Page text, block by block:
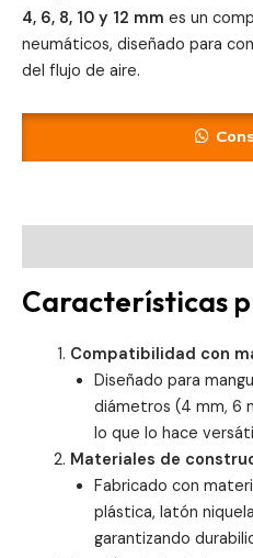
4, 6, 8, 10 y 12 mm es un
neumáticos, diseñado para
del flujo de aire.
Características
Compatibilidad con
Diseñado para
diámetros (4 mm, 6
lo que lo hace
Materiales de
Fabricado con
plástica, latón
garantizando